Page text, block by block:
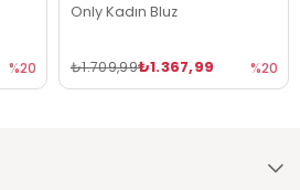
%20
Only Kadın Bluz
₺1.367,99
₺1.709,99 %20